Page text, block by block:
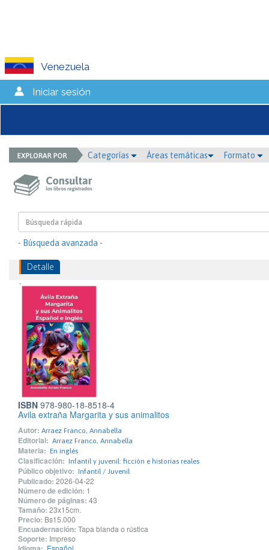
Venezuela
Iniciar sesión
Categorías Áreas temáticas Formato
- Búsqueda avanzada -
Detalle
ISBN 978-980-18-8518-4
Avila extraña Margarita y sus animalitos
Autor: Arraez Franco, Annabella
Editorial: Arraez Franco, Annabella
Materia: En inglés
Clasificación: Infantil y juvenil: ficción e historias reales
Público objetivo: Infantil / Juvenil
Publicado: 2026-04-22
Número de edición: 1
Número de páginas: 43
Tamaño: 23x15cm.
Precio: Bs15.000
Encuadernación: Tapa blanda o rústica
Soporte: Impreso
Español